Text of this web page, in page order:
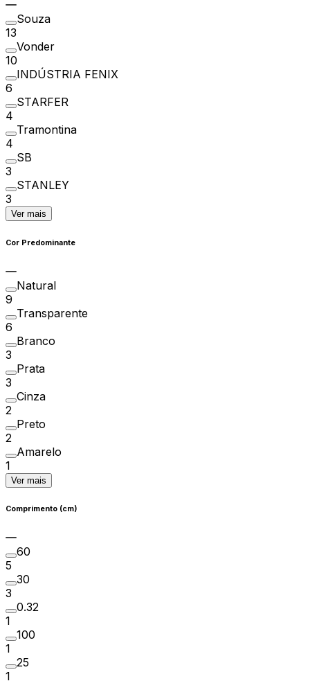
Souza
13
Vonder
10
INDÚSTRIA FENIX
6
STARFER
4
Tramontina
4
SB
3
STANLEY
3
Ver mais
Cor Predominante
Natural
9
Transparente
6
Branco
3
Prata
3
Cinza
2
Preto
2
Amarelo
1
Ver mais
Comprimento (cm)
60
5
30
3
0.32
1
100
1
25
1